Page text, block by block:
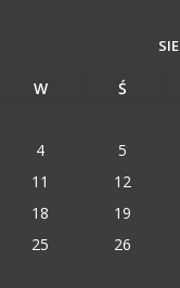
W Ś
4 5
11 12
18 19
25 26